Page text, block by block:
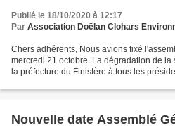
Publié le 18/10/2020 à 12:17
Par Association Doëlan Clohars
Chers adhérents, Nous avions fixé
mercredi 21 octobre. La dégradation de
la préfecture du Finistère à tous les
Nouvelle date Assemblé